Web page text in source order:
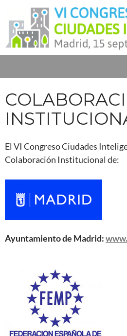
contenido
El VI Congreso Ciudades
Colaboración Institucional de:
Ayuntamiento de Madrid: